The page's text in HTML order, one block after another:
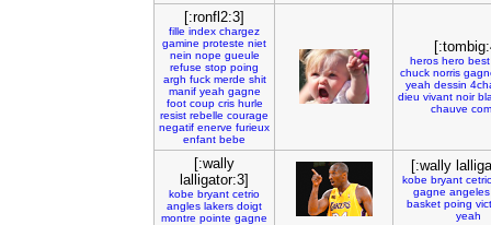
[:ronfl2:3]
fille index chargez
gamine proteste niet
nein nope gueule
refuse stop poing
argh fuck merde shit
manif yeah gagne
foot coup cris hurle
resist rebelle courage
negatif enerve furieux
enfant bebe
heros hero best
chuck norris
yeah dessin
dieu vivant noir
chauve
[:wally
lalligator:3]
kobe bryant cetrio
angles lakers doigt
montre pointe gagne
[:wally
kobe bryant
gagne angeles
basket poing
yeah